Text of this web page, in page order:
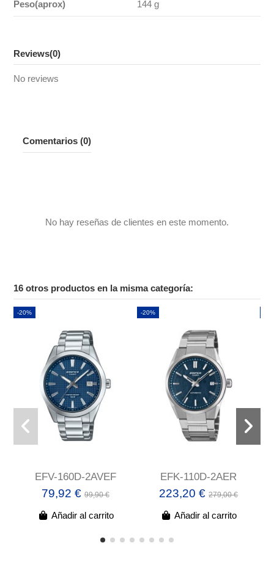
Peso(aprox) 144 g
Reviews(0)
No reviews
Comentarios (0)
No hay reseñas de clientes en este momento.
16 otros productos en la misma categoría:
-20%
EFV-160D-2AVEF
79,92 €99,90 €
Añadir al carrito
-20%
EFK-110D-2AER
223,20 €279,00 €
Añadir al carrito